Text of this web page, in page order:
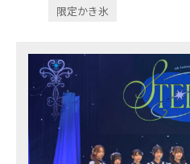
限定かき氷